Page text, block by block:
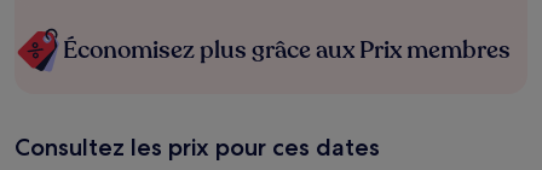
Économisez plus grâce aux Prix membres
Consultez les prix pour ces dates